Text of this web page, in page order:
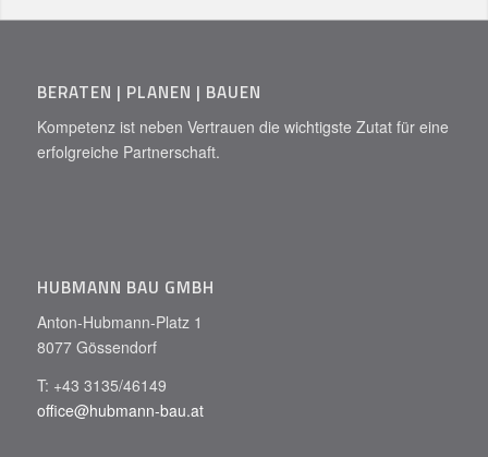
BERATEN | PLANEN | BAUEN
Kompetenz ist neben Vertrauen die wichtigste Zutat für eine
erfolgreiche Partnerschaft.
HUBMANN BAU GMBH
Anton-Hubmann-Platz 1
8077 Gössendorf
T: +43 3135/46149
office@hubmann-bau.at